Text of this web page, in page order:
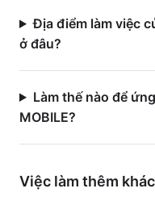
Địa điểm làm việc
ở đâu?
Làm thế nào để
MOBILE?
Việc làm thêm